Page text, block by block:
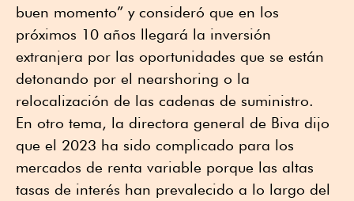
buen momento” y consideró que en los
próximos 10 años llegará la inversión
extranjera por las oportunidades que se están
detonando por el nearshoring o la
relocalización de las cadenas de suministro.
En otro tema, la directora general de Biva dijo
que el 2023 ha sido complicado para los
mercados de renta variable porque las altas
tasas de interés han prevalecido a lo largo del